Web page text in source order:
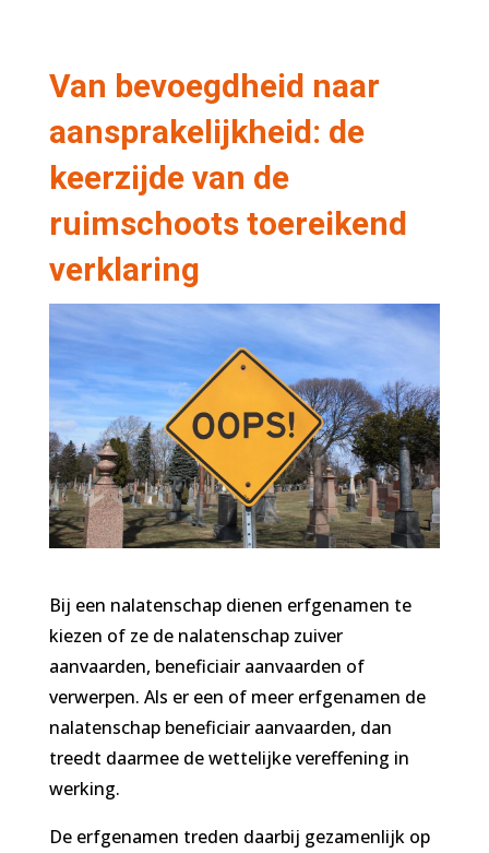
Van bevoegdheid naar
aansprakelijkheid: de
keerzijde van de
ruimschoots toereikend
verklaring
Bij een nalatenschap dienen erfgenamen te
kiezen of ze de nalatenschap zuiver
aanvaarden, beneficiair aanvaarden of
verwerpen. Als er een of meer erfgenamen de
nalatenschap beneficiair aanvaarden, dan
treedt daarmee de wettelijke vereffening in
werking.
De erfgenamen treden daarbij gezamenlijk op